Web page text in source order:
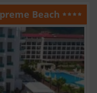
Beach